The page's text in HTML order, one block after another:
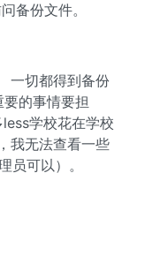
备份文件。
一切都得到备份
的事情要担
学校花在学校
我无法查看一些
可以）。